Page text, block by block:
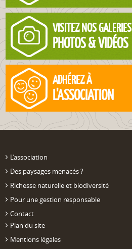
VISITEZ NOS GALERIES
PHOTOS & VIDÉOS
ADHÉREZ À
L'ASSOCIATION
L’association
Des paysages menacés ?
Richesse naturelle et biodiversité
Pour une gestion responsable
Contact
Plan du site
Mentions légales